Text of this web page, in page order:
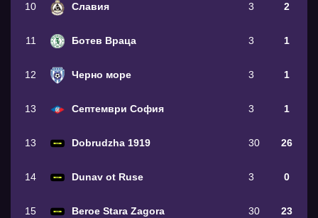
10 Славия 3 2
11 Ботев Враца 3 1
12 Черно море 3 1
13 Септември София 3 1
13 Dobrudzha 1919 30 26
14 Dunav ot Ruse 3 0
15 Beroe Stara Zagora 30 23